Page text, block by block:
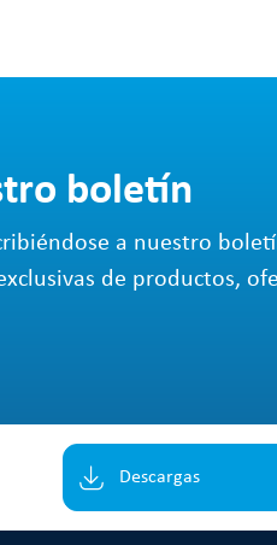
boletín
a nuestro
de productos,
Descargas